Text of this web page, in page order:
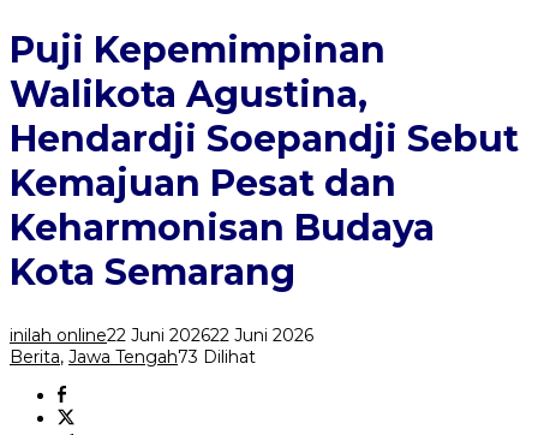
Agustina,
Hendardji
Soepandji
Sebut
Kemajuan
dan
Keharmonisan
Budaya
Kota
Semarang
Puji Kepemimpinan
Walikota Agustina,
Hendardji Soepandji Sebut
Kemajuan Pesat dan
Keharmonisan Budaya
Kota Semarang
inilah online22 Juni 202622 Juni 2026
Berita, Jawa Tengah73 Dilihat